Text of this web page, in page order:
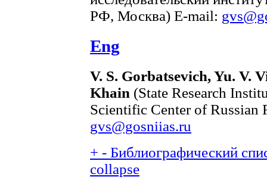
РФ, Москва) E-mail:
Eng
V. S. Gorbatsevich, Yu. V.
Khain (State Research
Scientific Center of Russian
gvs@gosniias.ru
+ - Библиографический
collapse